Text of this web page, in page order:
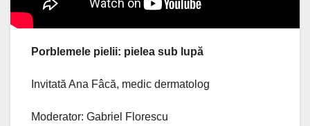
Porblemele pielii: pielea sub lupă
Invitată Ana Fâcă, medic dermatolog
Moderator: Gabriel Florescu